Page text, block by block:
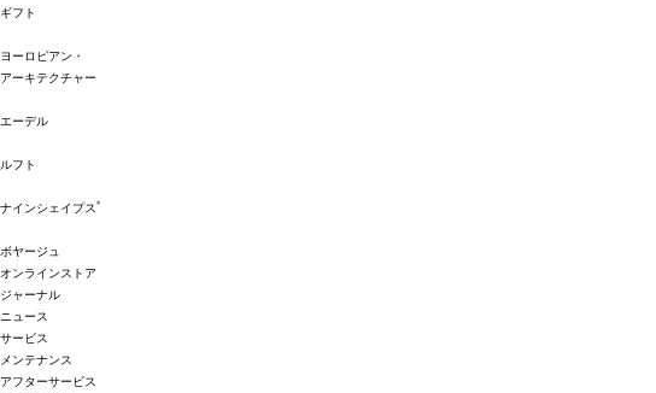
ギフト
ヨーロピアン・
アーキテクチャー
エーデル
ルフト
ナインシェイプス®
ボヤージュ
オンラインストア
ジャーナル
ニュース
サービス
メンテナンス
アフターサービス